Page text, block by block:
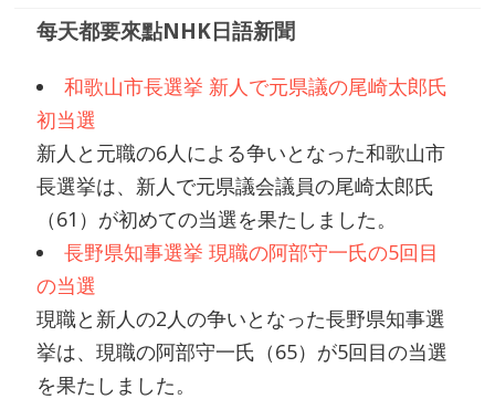
每天都要來點NHK日語新聞
和歌山市長選挙 新人で元県議の尾崎太郎氏
初当選
新人と元職の6人による争いとなった和歌山市
長選挙は、新人で元県議会議員の尾崎太郎氏
（61）が初めての当選を果たしました。
長野県知事選挙 現職の阿部守一氏の5回目
の当選
現職と新人の2人の争いとなった長野県知事選
挙は、現職の阿部守一氏（65）が5回目の当選
を果たしました。